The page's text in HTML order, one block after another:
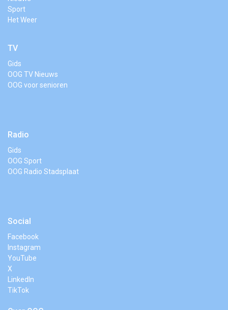
Sport
Het Weer
TV
Gids
OOG TV Nieuws
OOG voor senioren
Radio
Gids
OOG Sport
OOG Radio Stadsplaat
Social
Facebook
Instagram
YouTube
X
LinkedIn
TikTok